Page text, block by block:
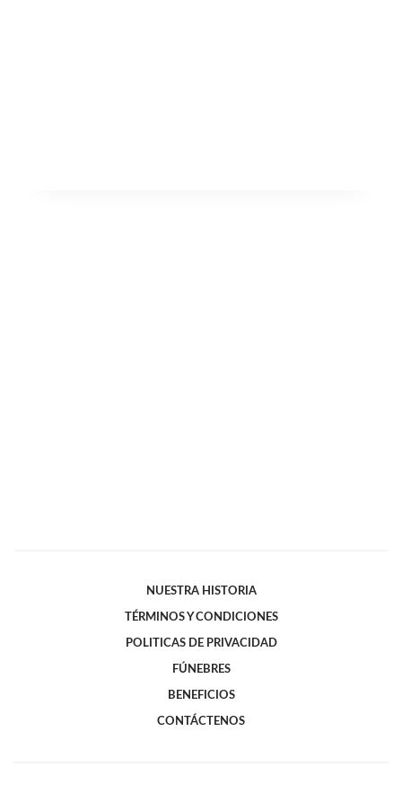
NUESTRA HISTORIA
TÉRMINOS Y CONDICIONES
POLITICAS DE PRIVACIDAD
FÚNEBRES
BENEFICIOS
CONTÁCTENOS